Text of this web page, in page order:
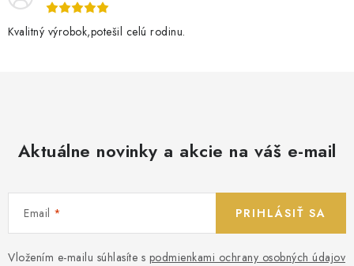
Kvalitný výrobok,potešil celú rodinu.
Aktuálne novinky a akcie na váš e-mail
Email
Vložením e-mailu súhlasíte s podmienkami ochrany osobných údajov
PRIHLÁSIŤ SA